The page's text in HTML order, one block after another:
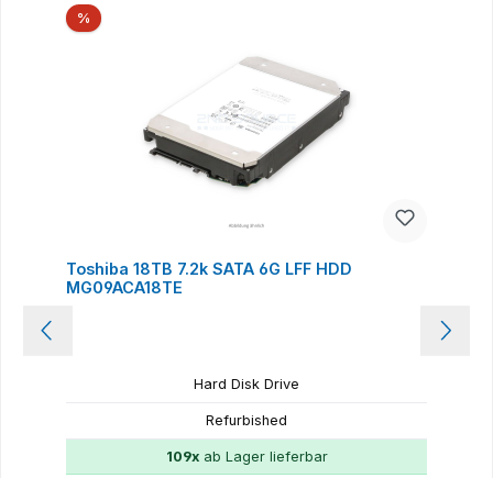
%Rabatt
Toshiba 18TB 7.2k SATA 6G LFF HDD
MG09ACA18TE
Hard Disk Drive
Refurbished
109xab Lager lieferbar